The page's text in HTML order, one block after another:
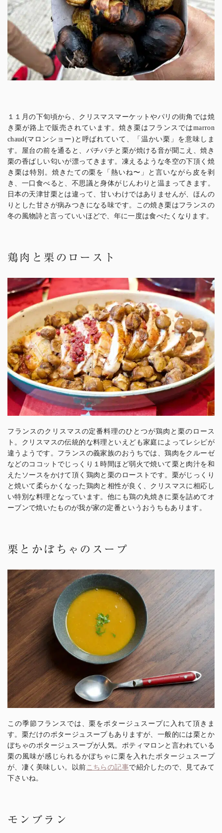
１１月の下旬頃から、クリスマスマーケットやパリの街角では焼
き栗が路上で販売されています。焼き栗はフランスではmarron
chaud(マロンショー) と呼ばれていて、「温かい栗」を意味しま
す。屋台の前を通ると、パチパチと栗が焼ける音が聞こえ、焼き
栗の香ばしい匂いが漂ってきます。凍えるような冬空の下頂く焼
き栗は特別。焼きたての栗を「熱いね〜」と言いながら皮を剥
き、一口食べると、不思議と身体がじんわりと温まってきます。
日本の天津甘栗とは違って、甘いわけではありませんが、ほんの
りとした甘さが病みつきになる味です。この焼き栗はフランスの
冬の風物詩と言っていいほどで、年に一度は食べたくなります。
鶏肉と栗のロースト
フランスのクリスマスの定番料理のひとつが鶏肉と栗のロース
ト。クリスマスの伝統的な料理といえども家庭によってレシピが
違うようです。フランスの義家族のおうちでは、鶏肉をクルーゼ
などのココットでじっくり１時間ほど弱火で焼いて栗と肉汁を和
えたソースをかけて頂く鶏肉と栗のローストです。栗がじっくり
と焼いて柔らかくなった鶏肉と相性が良く、クリスマスに相応し
い特別な料理となっています。他にも鶏の丸焼きに栗を詰めてオ
ーブンで焼いたものが我が家の定番というおうちもあります。
栗とかぼちゃのスープ
この季節フランスでは、栗をポタージュスープに入れて頂きま
す。栗だけのポタージュスープもありますが、一般的には栗とか
ぼちゃのポタージュスープが人気。ポティマロンと言われている
栗の風味が感じられるかぼちゃに栗を入れたポタージュスープ
が、凄く美味しい。以前こちらの記事で紹介したので、見てみて
下さいね。
モンブラン